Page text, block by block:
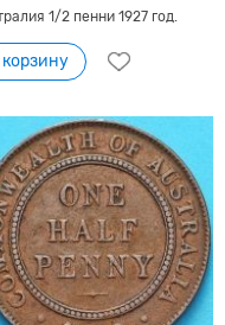
1/2 пенни 1927 год.
корзину